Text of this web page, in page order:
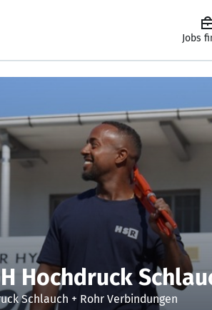
Jobs
Hochdruck
Schlauch + Rohr Verbindungen